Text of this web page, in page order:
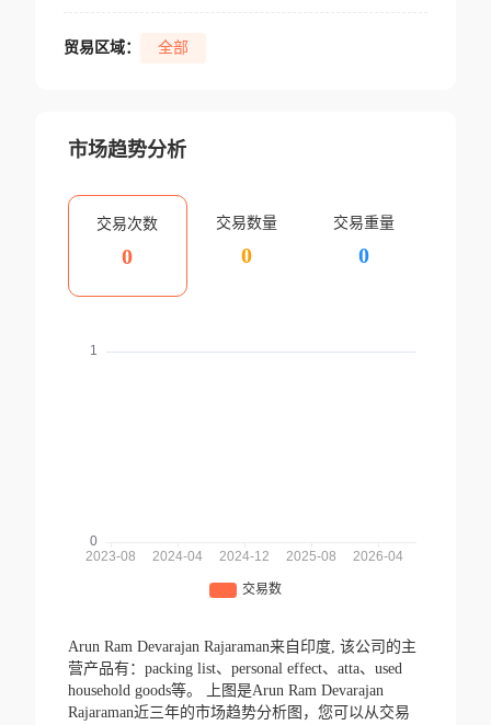
贸易区域： 全部
市场趋势分析
交易次数
0
交易数量
0
交易重量
0
Arun Ram Devarajan Rajaraman来自印度, 该公司的主
营产品有：packing list、personal effect、atta、used
household goods等。
上图是Arun Ram Devarajan
Rajaraman近三年的市场趋势分析图，您可以从交易